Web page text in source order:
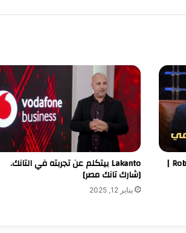
Robert Herjavec can’t give up his chair | ‏Lakanto بيتكلم عن تجربته في التانك.
[شارك تانك مصر]
يناير 12, 2025